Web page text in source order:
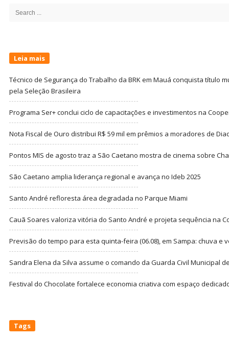
Leia mais
Técnico de Segurança do Trabalho da BRK em Mauá conquista título
pela Seleção Brasileira
Programa Ser+ conclui ciclo de capacitações e investimentos na
Nota Fiscal de Ouro distribui R$ 59 mil em prêmios a moradores de
Pontos MIS de agosto traz a São Caetano mostra de cinema sobre
São Caetano amplia liderança regional e avança no Ideb 2025
Santo André refloresta área degradada no Parque Miami
Cauã Soares valoriza vitória do Santo André e projeta sequência na
Previsão do tempo para esta quinta-feira (06.08), em Sampa: chuva e
Sandra Elena da Silva assume o comando da Guarda Civil Municipal
Festival do Chocolate fortalece economia criativa com espaço
Tags